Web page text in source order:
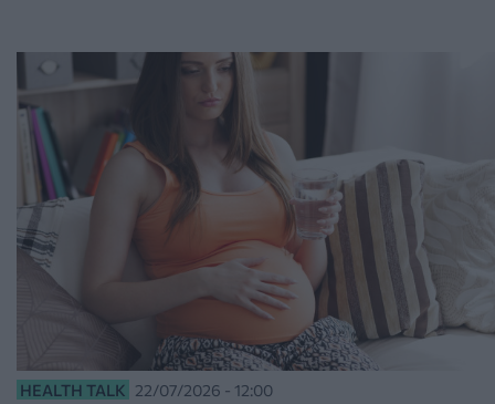
HEALTH TALK 22/07/2026 - 12:00